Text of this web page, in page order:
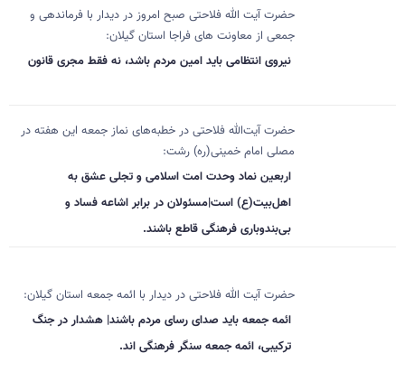
حضرت آیت الله فلاحتی صبح امروز در دیدار با فرماندهی و
جمعی از معاونت های فراجا استان گیلان:
نیروی انتظامی باید امین مردم باشد، نه فقط مجری قانون
حضرت آیت‌الله فلاحتی در خطبه‌های نماز جمعه این هفته در
مصلی امام خمینی(ره) رشت:
اربعین نماد وحدت امت اسلامی و تجلی عشق به
اهل‌بیت(ع) است|مسئولان در برابر اشاعه فساد و
بی‌بندوباری فرهنگی قاطع باشند.
حضرت آیت الله فلاحتی در دیدار با ائمه جمعه استان گیلان:
ائمه جمعه باید صدای رسای مردم باشند| هشدار در جنگ
ترکیبی، ائمه جمعه سنگر فرهنگی اند.